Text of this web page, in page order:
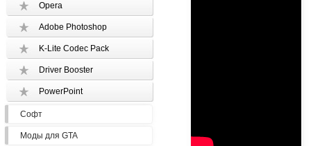
Opera
Adobe Photoshop
K-Lite Codec Pack
Driver Booster
PowerPoint
Софт
Моды для GTA